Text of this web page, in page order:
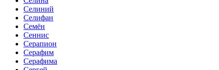
Селиний
Селифан
Семён
Сеннис
Серапион
Серафим
Серафима